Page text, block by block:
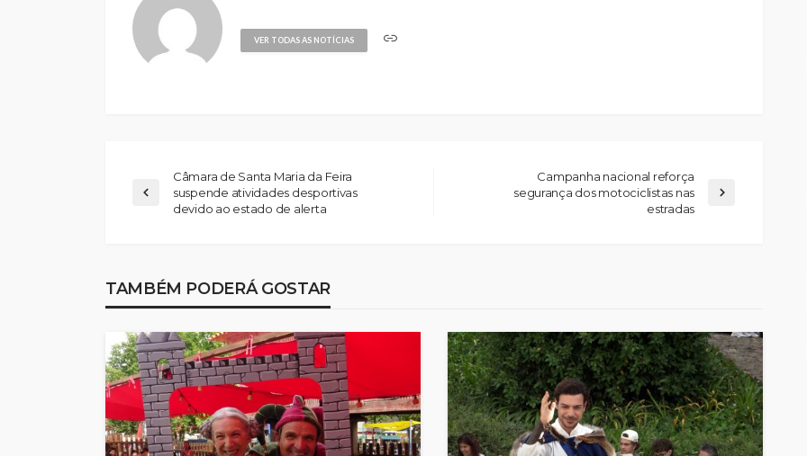
VER TODAS AS NOTÍCIAS
Câmara de Santa Maria da Feira
suspende atividades desportivas
devido ao estado de alerta
Campanha nacional reforça
segurança dos motociclistas nas
estradas
TAMBÉM PODERÁ GOSTARBeeceler na primeira etapa
Rádio Sintonia 22 horas atrás Rádio Sintonia 6 horas atrás